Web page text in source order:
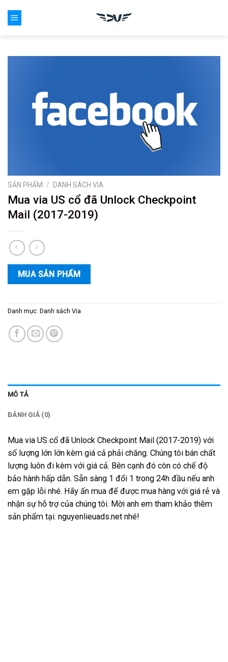
SẢN PHẨM / DANH SÁCH VIA
Mua via US cổ đã Unlock Checkpoint
Mail (2017-2019)
MUA SẢN PHẨM
Danh mục: Danh sách Via
MÔ TẢ
ĐÁNH GIÁ (0)
Mua via US cổ đã Unlock Checkpoint Mail (2017-2019) với
số lượng lớn lớn kèm giá cả phải chăng. Chúng tôi bán chất
lượng luôn đi kèm với giá cả. Bên cạnh đó còn có chế độ
bảo hành hấp dẫn. Sẵn sàng 1 đổi 1 trong 24h đầu nếu anh
em gặp lỗi nhé. Hãy ấn mua để được mua hàng với giá rẻ và
nhận sự hỗ trợ của chúng tôi. Mời anh em tham khảo thêm
sản phẩm tại: nguyenlieuads.net nhé!